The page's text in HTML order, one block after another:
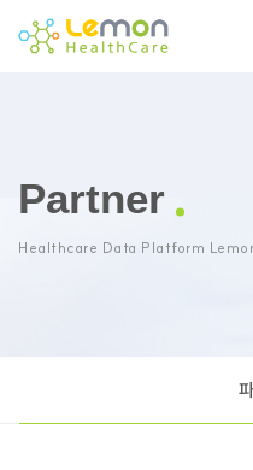
Partner
Healthcare Data Platform